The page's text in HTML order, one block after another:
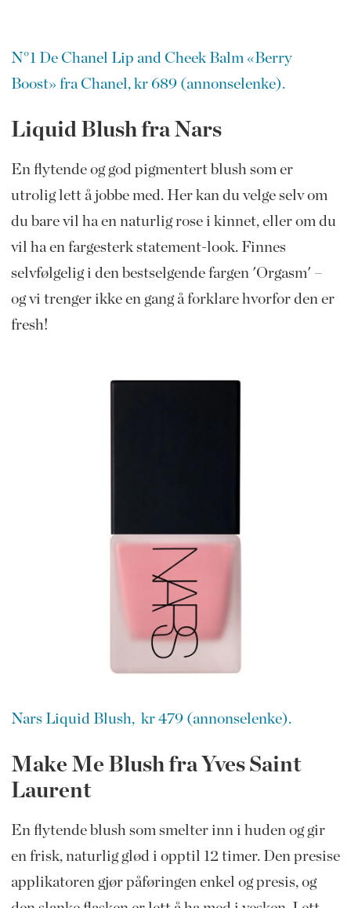
N°1 De Chanel Lip and Cheek Balm «Berry
Boost» fra Chanel, kr 689 (annonselenke).
Liquid Blush fra Nars
En flytende og god pigmentert blush som er
utrolig lett å jobbe med. Her kan du velge selv om
du bare vil ha en naturlig rose i kinnet, eller om du
vil ha en fargesterk statement-look. Finnes
selvfølgelig i den bestselgende fargen 'Orgasm' –
og vi trenger ikke en gang å forklare hvorfor den er
fresh!
Nars Liquid Blush, kr 479 (annonselenke).
Make Me Blush fra Yves Saint
Laurent
En flytende blush som smelter inn i huden og gir
en frisk, naturlig glød i opptil 12 timer. Den presise
applikatoren gjør påføringen enkel og presis, og